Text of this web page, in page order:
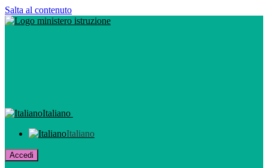
Salta al contenuto
Italiano
Italiano
Accedi